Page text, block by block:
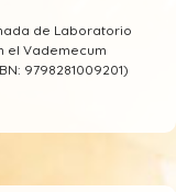
de Laboratorio
el Vademecum
9798281009201)